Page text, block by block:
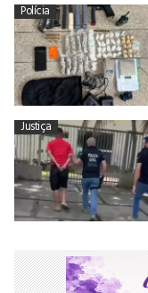
Polícia
Justiça